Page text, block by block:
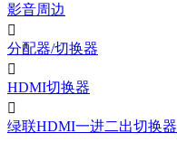
影音周边

分配器/切换器

HDMI切换器

绿联HDMI一进二出切换器